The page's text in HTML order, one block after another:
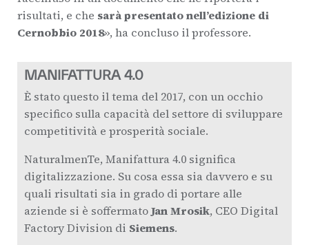
risultati, e che sarà presentato nell’edizione di
Cernobbio 2018», ha concluso il professore.
MANIFATTURA 4.0
È stato questo il tema del 2017, con un occhio
specifico sulla capacità del settore di sviluppare
competitività e prosperità sociale.
NaturalmenTe, Manifattura 4.0 significa
digitalizzazione. Su cosa essa sia davvero e su
quali risultati sia in grado di portare alle
aziende si è soffermatoJan Mrosik, CEO Digital
Factory Division di Siemens.